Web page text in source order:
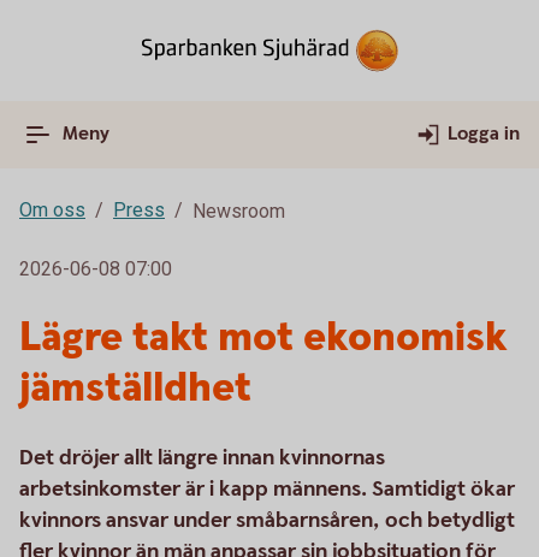
Meny Logga in
Om oss Press Newsroom
2026-06-08 07:00
Lägre takt mot ekonomisk
jämställdhet
Det dröjer allt längre innan kvinnornas
arbetsinkomster är i kapp männens. Samtidigt ökar
kvinnors ansvar under småbarnsåren, och betydligt